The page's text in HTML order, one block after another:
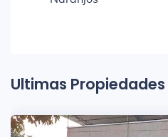
Ultimas Propiedades